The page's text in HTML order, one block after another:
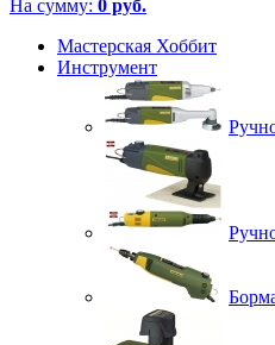
На сумму: 0 руб.
Мастерская Хоббит
Инструмент